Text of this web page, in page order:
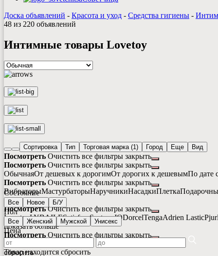
Доска объявлений - Красота и уход - Средства гигиены -
48 из 220 объявлений
Интимные товары Lovetoy
Сортировка Тип Торговая марка (1) Город Еще Вид
Посмотреть Очистить все фильтры закрыть
Посмотреть Очистить все фильтры закрыть
ОбычнаяОт дешевых к дорогимОт дорогих к дешевымПо дате
Посмотреть Очистить все фильтры закрыть
ВибраторыМастурбаторыНаручникиНасадкиПлетка
показать больше
Посмотреть Очистить все фильтры закрыть
LovetoyLYBAILESatisfyerSystem JODorcelTengaAdrien LasticPjur
показать больше
Посмотреть Очистить все фильтры закрыть
Товар находится
сбросить
Состояние
Все Новое Б/У
Пол
Все Женский Мужской Унисекс
Цена
Товар находится сбросить